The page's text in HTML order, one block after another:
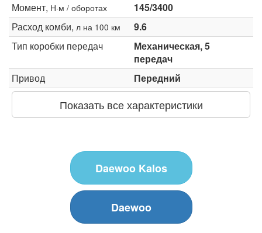
Момент, Н·м / оборотах
145/3400
Расход комби, л на 100 км
9.6
Тип коробки передач
Механическая, 5
передач
Привод
Передний
Показать все характеристики
Daewoo Kalos
Daewoo